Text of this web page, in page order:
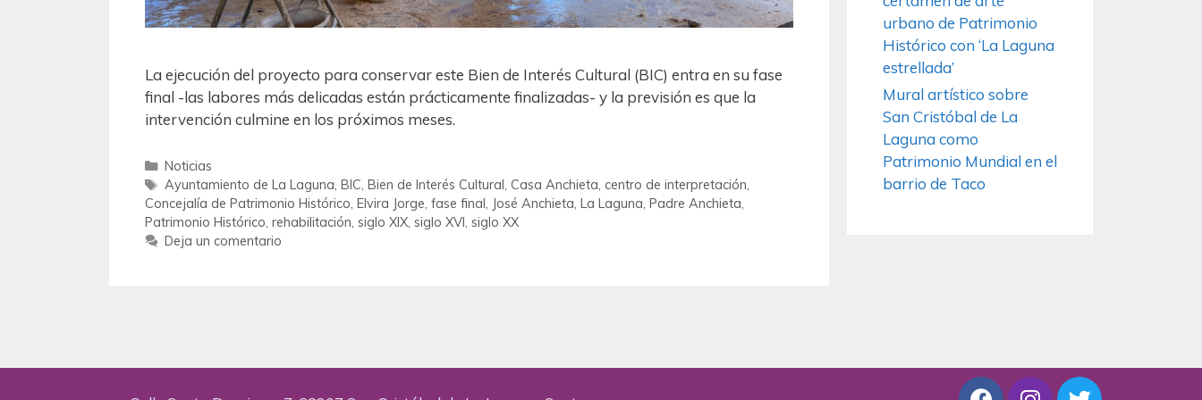
La ejecución del proyecto para conservar este Bien de Interés Cultural (BIC) entra en su fase
final -las labores más delicadas están prácticamente finalizadas- y la previsión es que la
intervención culmine en los próximos meses.
Noticias
Ayuntamiento de La Laguna, BIC, Bien de Interés Cultural, Casa Anchieta, centro de interpretación,
Concejalía de Patrimonio Histórico, Elvira Jorge, fase final, José Anchieta, La Laguna, Padre Anchieta,
Patrimonio Histórico, rehabilitación, siglo XIX, siglo XVI, siglo XX
Deja un comentario
urbano de Patrimonio
Histórico con ‘La Laguna
estrellada’
Mural artístico sobre
San Cristóbal de La
Laguna como
Patrimonio Mundial en el
barrio de Taco